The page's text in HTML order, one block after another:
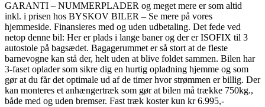
GARANTI – NUMMERPLADER og meget mere er som altid
inkl. i prisen hos BYSKOV BILER – Se mere på vores
hjemmeside. Finansieres med og uden udbetaling. Det fede ved
netop denne bil: Her er plads i lange baner og der er ISOFIX til 3
autostole på bagsædet. Bagagerummet er så stort at de fleste
barnevogne kan stå der, helt uden at blive foldet sammen. Bilen har
3-faset oplader som sikre dig en hurtig opladning hjemme og som
gør at du får det optimale ud af de timer hvor strømmen er billig. Der
kan monteres et anhængertræk som gør at bilen må trække 750kg.,
både med og uden bremser. Fast træk koster kun kr 6.995,-